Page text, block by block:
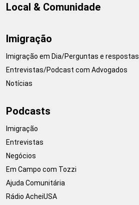
Local & Comunidade
Imigração
Imigração em Dia/Perguntas e respostas
Entrevistas/Podcast com Advogados
Notícias
Podcasts
Imigração
Entrevistas
Negócios
Em Campo com Tozzi
Ajuda Comunitária
Rádio AcheiUSA